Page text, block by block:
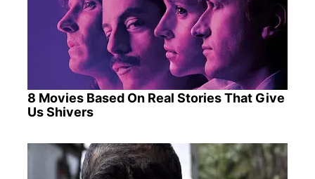
8 Movies Based On Real Stories That Give
Us Shivers